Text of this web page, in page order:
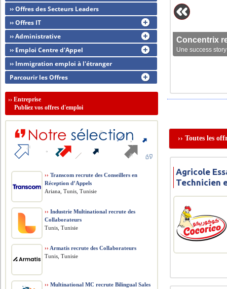
Concentrix
Une success
›› Toutes les
Agricole
Technicien
›› Offres des Secteurs Leaders
›› Offres IT
›› Administrative
›› Emploi Centre d'Appel
›› Immigration emploi à l'étranger
Parcourir les Offres
››Entreprise
Publiez vos offres d'emploi
›› Transcom recrute des Conseillers en
Réception d’Appels
Ariana, Tunis, Tunisie
›› Industrie Multinational recrute des
Collaborateurs
Tunis, Tunisie
›› Armatis recrute des Collaborateurs
Tunis, Tunisie
›› Multinational MC recrute Bilingual Sales